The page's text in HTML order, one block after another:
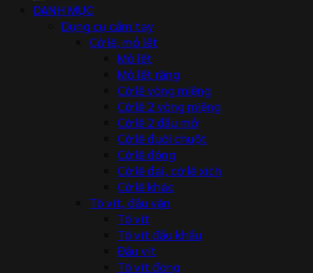
DANH MỤC
Dụng cụ cầm tay
Cờ lê, mỏ lết
Mỏ lết
Mỏ lết răng
Cờ lê vòng miệng
Cờ lê 2 vòng miệng
Cờ lê 2 đầu mở
Cờ lê đuôi chuột
Cờ lê đóng
Cờ lê đai, cờ lê xích
Cờ lê khác
Tô vít, đầu vặn
Tô vít
Tô vít đầu khẩu
Đầu vít
Tô vít đóng